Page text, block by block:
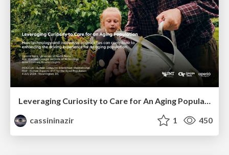
Leveraging Curiosity to Care for An Aging Population
cassininazir
1 450